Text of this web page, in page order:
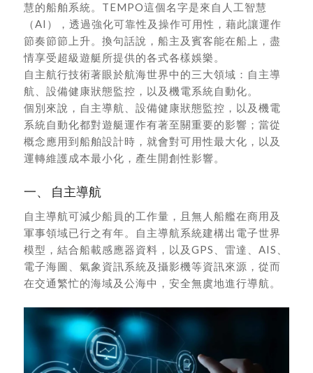
慧的船舶系統。TEMPO這個名字是來自人工智慧
（AI），透過強化可靠性及操作可用性，藉此讓運作
節奏節節上升。換句話說，船主及賓客能在船上，盡
情享受超級遊艇所提供的各式各樣娛樂。
自主航行技術著眼於航海世界中的三大領域：自主導
航、設備健康狀態監控，以及機電系統自動化。
個別來說，自主導航、設備健康狀態監控，以及機電
系統自動化都對遊艇運作有著至關重要的影響；當從
概念應用到船舶設計時，就會對可用性最大化，以及
運轉維護成本最小化，產生開創性影響。
一、 自主導航
自主導航可減少船員的工作量，且無人船艦在商用及
軍事領域已行之有年。自主導航系統建構出電子世界
模型，結合船載感應器資料，以及GPS、雷達、AIS、
電子海圖、氣象資訊系統及攝影機等資訊來源，從而
在交通繁忙的海域及公海中，安全無虞地進行導航。